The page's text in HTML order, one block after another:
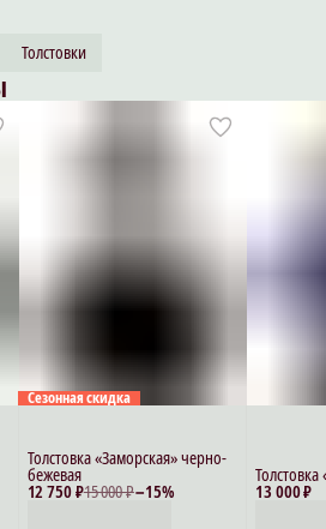
Толстовки
Сезонная скидка
12 750 ₽15 000 ₽−15%
Толстовка «Заморская» черно-
бежевая
13 000 ₽
Толстовка